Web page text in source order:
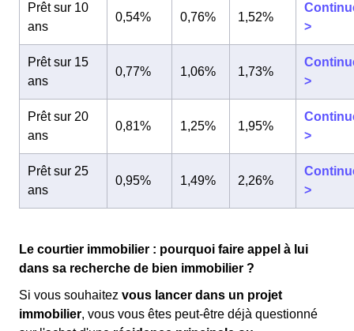
Prêt sur 10
ans
0,54% 0,76% 1,52%
>
Prêt sur 15
ans
0,77% 1,06% 1,73%
>
Prêt sur 20
ans
0,81% 1,25% 1,95%
>
Prêt sur 25
ans
0,95% 1,49% 2,26%
>
Le courtier immobilier : pourquoi faire appel à lui
dans sa recherche de bien immobilier ?
Si vous souhaitez vous lancer dans un projet
immobilier, vous vous êtes peut-être déjà questionné